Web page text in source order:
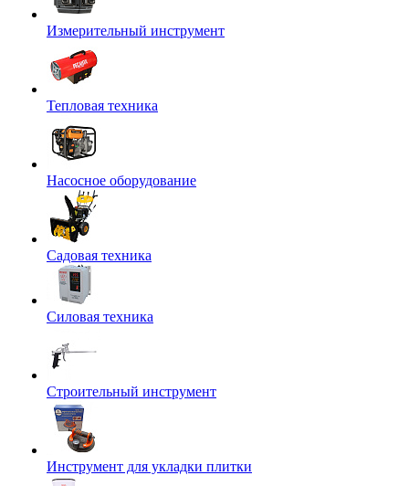
Измерительный инструмент
Тепловая техника
Насосное оборудование
Садовая техника
Силовая техника
Строительный инструмент
Инструмент для укладки плитки